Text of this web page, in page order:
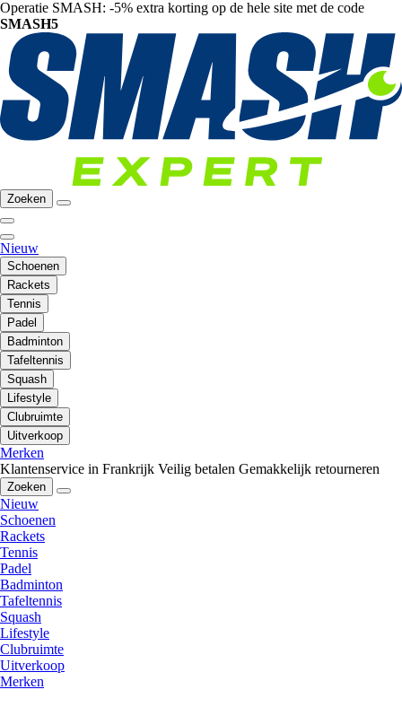
Operatie SMASH: -5% extra korting op de hele site met de code
SMASH5
Zoeken
Nieuw
Schoenen
Rackets
Tennis
Padel
Badminton
Tafeltennis
Squash
Lifestyle
Clubruimte
Uitverkoop
Merken
Klantenservice in Frankrijk Veilig betalen Gemakkelijk retourneren
Zoeken
Nieuw
Schoenen
Rackets
Tennis
Padel
Badminton
Tafeltennis
Squash
Lifestyle
Clubruimte
Uitverkoop
Merken